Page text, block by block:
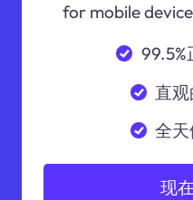
for mobile
直
全
现